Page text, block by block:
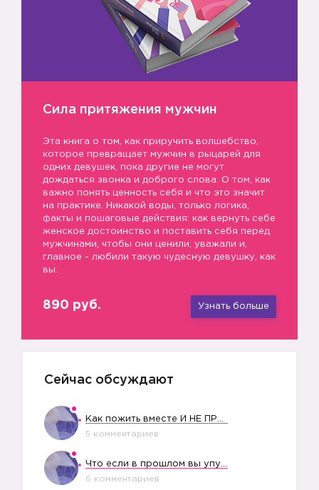
Сила притяжения мужчин
Эта книга о том, как приручить волшебство,
которое превращает мужчин в рыцарей для
одних девушек, пока другие не могут
дождаться звонка и доброго слова. О том, как
важно понять ценность себя и что это значит
на практике. Никакой воды, только логика,
факты и пошаговые действия: как вернуть себе
женское достоинство и поставить себя перед
мужчинами, чтобы они ценили, уважали и,
главное - любили такую чудесную девушку, как
вы.
890 руб. Узнать больше
Сейчас обсуждают
5 комментариев
6 комментариев